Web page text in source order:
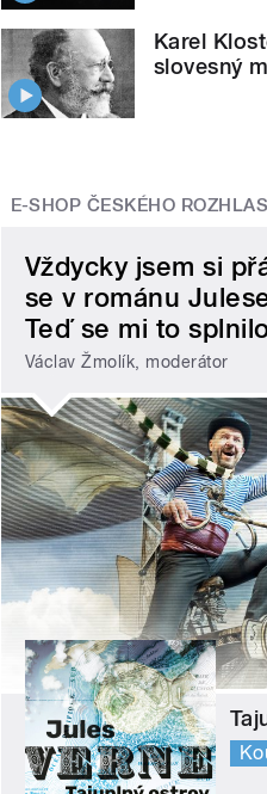
Karel
slovesný
E-SHOP ČESKÉHO
Vždycky jsem si
se v románu
Teď se mi to
Václav Žmolík, moderátor